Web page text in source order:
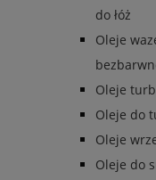
do łóż
Oleje
Oleje
Oleje do
Oleje
Oleje do